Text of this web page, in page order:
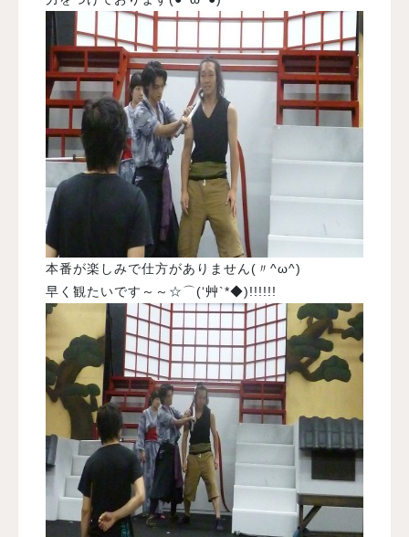
本番が楽しみで仕方がありません(〃^ω^)
早く観たいです～～☆⌒(‘艸`*◆)!!!!!!